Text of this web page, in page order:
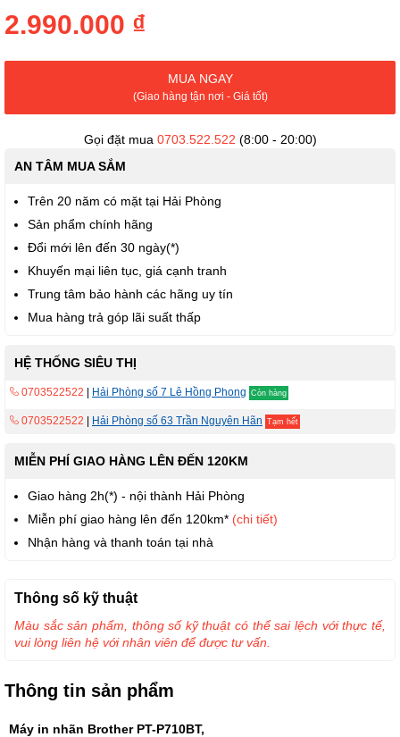
của
thư
2.990.000 ₫
MUA NGAY
(Giao hàng tận nơi - Giá tốt)
Gọi đặt mua 0703.522.522 (8:00 - 20:00)
AN TÂM MUA SẮM
Trên 20 năm có mặt tại Hải Phòng
Sản phẩm chính hãng
Đổi mới lên đến 30 ngày(*)
Khuyến mại liên tục, giá cạnh tranh
Trung tâm bảo hành các hãng uy tín
Mua hàng trả góp lãi suất thấp
HỆ THỐNG SIÊU THỊ
0703522522 Hải Phòng số 7 Lê Hồng Phong Còn hàng
0703522522 Hải Phòng số 63 Trần Nguyên Hãn Tạm hết
MIỄN PHÍ GIAO HÀNG LÊN ĐẾN 120KM
Giao hàng 2h(*) - nội thành Hải Phòng
Miễn phí giao hàng lên đến 120km* (chi tiết)
Nhận hàng và thanh toán tại nhà
Thông tin sản phẩm
Máy in nhãn Brother PT-P710BT,
Thông số kỹ thuật
Màu sắc sản phẩm, thông số kỹ thuật có thể sai lệch với thực tế,
vui lòng liên hệ với nhân viên để được tư vấn.